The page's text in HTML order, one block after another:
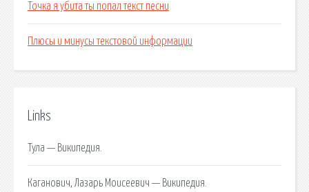
Точка я убита ты попал текст песни
Плюсы и минусы текстовой информации
Links
Тула — Википедия.
Каганович, Лазарь Моисеевич — Википедия.